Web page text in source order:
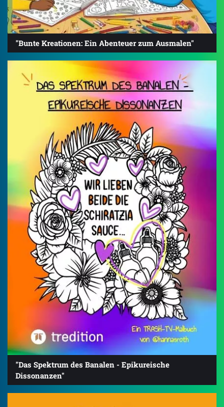
"Bunte Kreationen: Ein Abenteuer zum Ausmalen"
"Das Spektrum des Banalen - Epikureische
Dissonanzen"